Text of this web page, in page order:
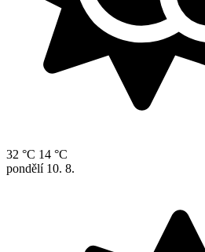
32 °C 14 °C
pondělí 10. 8.